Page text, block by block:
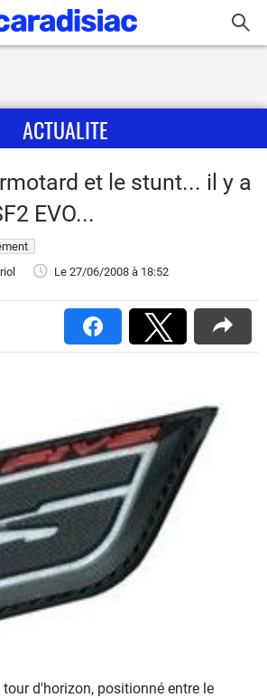
ACTUALITE
et le stunt... il y a
EVO...
Le 27/06/2008 à 18:52
d'horizon, positionné entre le